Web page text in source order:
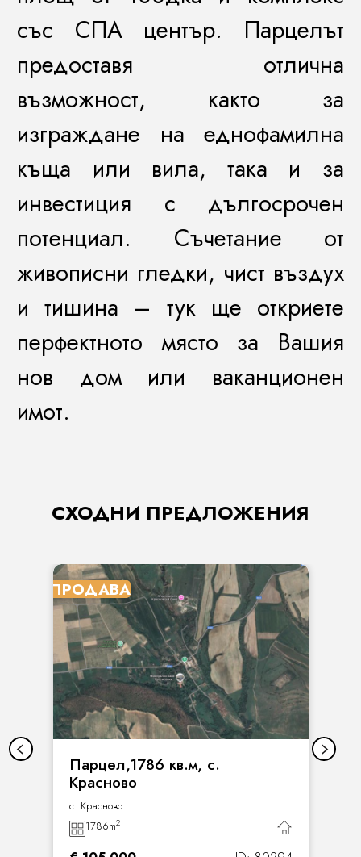
със СПА център. Парцелът
предоставя отлична
възможност, както за
изграждане на еднофамилна
къща или вила, така и за
инвестиция с дългосрочен
потенциал. Съчетание от
живописни гледки, чист въздух
и тишина – тук ще откриете
перфектното място за Вашия
нов дом или ваканционен
имот.
СХОДНИ ПРЕДЛОЖЕНИЯ
ПРОДАВА
Парцел,1786 кв.м, с.
Красново
с. Красново
1786m2